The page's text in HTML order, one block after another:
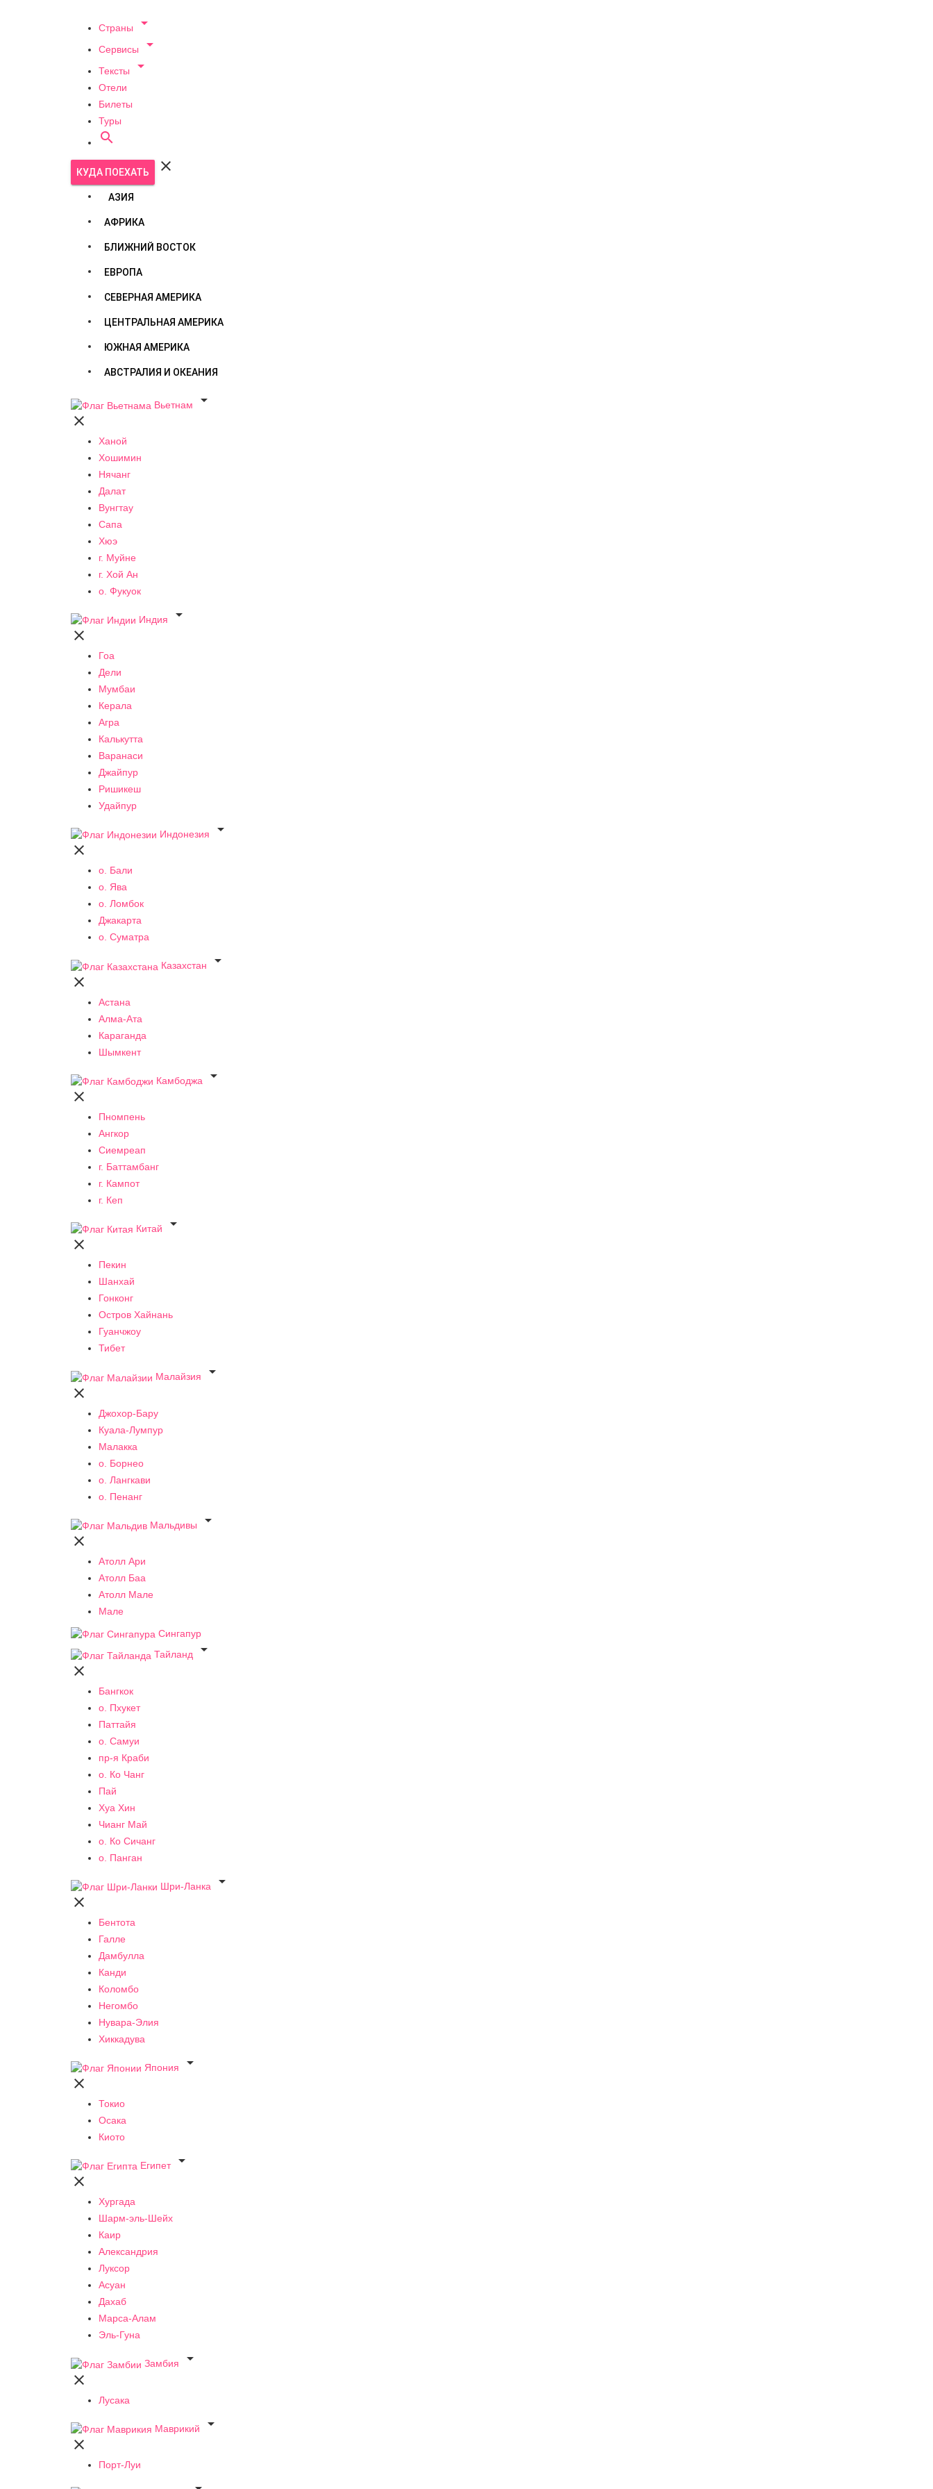
Страны 
Сервисы 
Тексты 
Отели
Билеты
Туры

КУДА ПОЕХАТЬ 
АЗИЯ
АФРИКА
БЛИЖНИЙ ВОСТОК
ЕВРОПА
СЕВЕРНАЯ АМЕРИКА
ЦЕНТРАЛЬНАЯ АМЕРИКА
ЮЖНАЯ АМЕРИКА
АВСТРАЛИЯ И ОКЕАНИЯ
Вьетнам


Ханой
Хошимин
Нячанг
Далат
Вунгтау
Сапа
Хюэ
г. Муйне
г. Хой Ан
о. Фукуок
Индия


Гоа
Дели
Мумбаи
Керала
Агра
Калькутта
Варанаси
Джайпур
Ришикеш
Удайпур
Индонезия


о. Бали
о. Ява
о. Ломбок
Джакарта
о. Суматра
Казахстан


Астана
Алма-Ата
Караганда
Шымкент
Камбоджа


Пномпень
Ангкор
Сиемреап
г. Баттамбанг
г. Кампот
г. Кеп
Китай


Пекин
Шанхай
Гонконг
Остров Хайнань
Гуанчжоу
Тибет
Малайзия


Джохор-Бару
Куала-Лумпур
Малакка
о. Борнео
о. Лангкави
о. Пенанг
Мальдивы


Атолл Ари
Атолл Баа
Атолл Мале
Мале
Сингапур
Тайланд


Бангкок
о. Пхукет
Паттайя
о. Самуи
пр-я Краби
о. Ко Чанг
Пай
Хуа Хин
Чианг Май
о. Ко Сичанг
о. Панган
Шри-Ланка


Бентота
Галле
Дамбулла
Канди
Коломбо
Негомбо
Нувара-Элия
Хиккадува
Япония


Токио
Осака
Киото
Египет


Хургада
Шарм-эль-Шейх
Каир
Александрия
Луксор
Асуан
Дахаб
Марса-Алам
Эль-Гуна
Замбия


Лусака
Маврикий


Порт-Луи